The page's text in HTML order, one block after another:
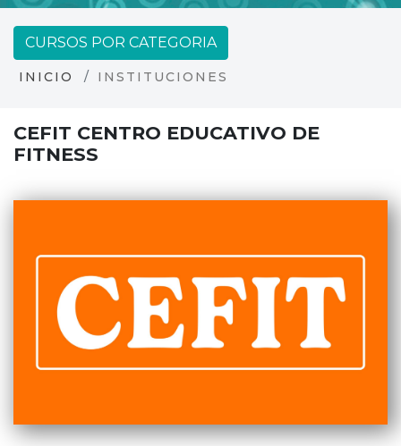
CURSOS POR CATEGORIA
INICIO INSTITUCIONES
CEFIT CENTRO EDUCATIVO DE
FITNESS